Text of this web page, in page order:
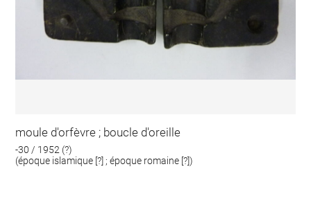
moule d'orfèvre ; boucle d'oreille
-30 / 1952 (?)
(époque islamique [?] ; époque romaine [?])